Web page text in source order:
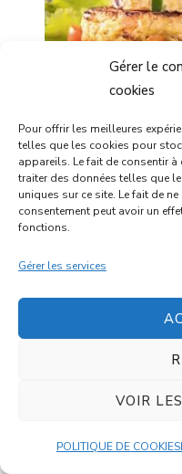
Gérer le
cookies
Pour offrir les meilleures
telles que les cookies pour
appareils. Le fait de consentir
traiter des données telles que
uniques sur ce site. Le fait de
consentement peut avoir un
fonctions.
Gérer les services
VOIR
POLITIQUE DE COOKIES
20
MUFFINS
35